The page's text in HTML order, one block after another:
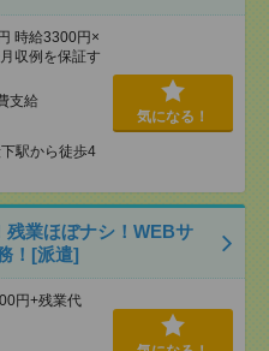
時給3300円×
収例を保証す
支給
駅から徒歩4
気になる！
業ほぼナシ！WEBサ
！[派遣]
円+残業代